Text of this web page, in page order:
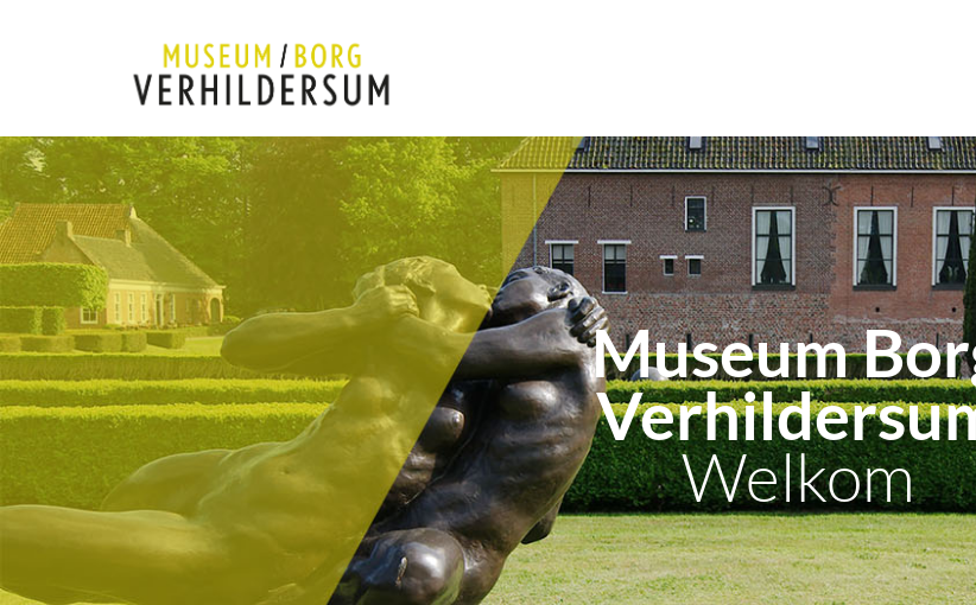
Museum
Welkom